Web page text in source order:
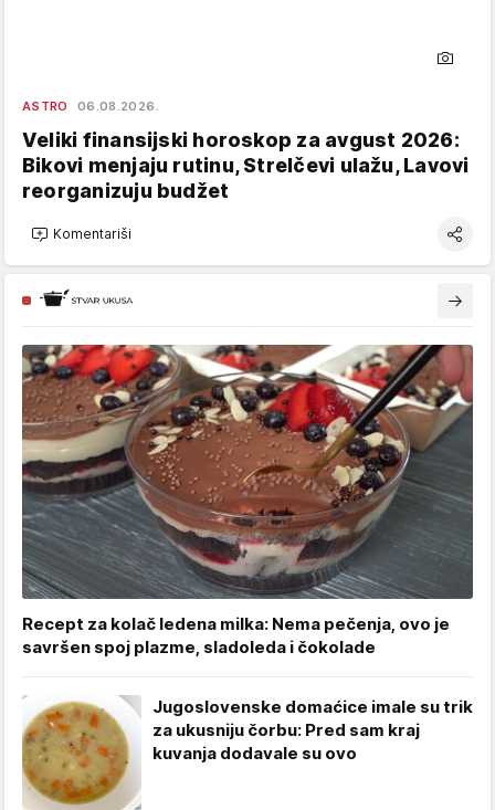
ASTRO 06.08.2026.
Veliki finansijski horoskop za avgust 2026:
Bikovi menjaju rutinu, Strelčevi ulažu, Lavovi
reorganizuju budžet
Komentariši
Recept za kolač ledena milka: Nema pečenja, ovo je
savršen spoj plazme, sladoleda i čokolade
Jugoslovenske domaćice imale su trik
za ukusniju čorbu: Pred sam kraj
kuvanja dodavale su ovo